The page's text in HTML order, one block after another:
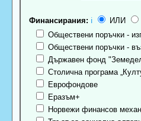
Финансирания: ℹ ИЛИ
Обществени поръчки -
Обществени поръчки -
Държавен фонд
Столична програма
Еврофондове
Еразъм+
Норвежи финансов